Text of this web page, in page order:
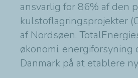
ansvarlig for 86% af den
kulstoflagringsprojekter
af Nordsøen.
økonomi,
Danmark på at etablere